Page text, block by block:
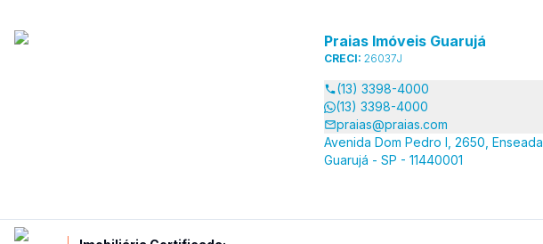
Praias Imóveis Guarujá
CRECI: 26037J
(13) 3398-4000
(13) 3398-4000
praias@praias.com
Avenida Dom Pedro I, 2650, Enseada,
Guarujá - SP - 11440001